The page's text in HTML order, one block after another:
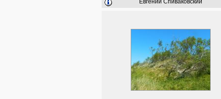
Евгений Спиваковский